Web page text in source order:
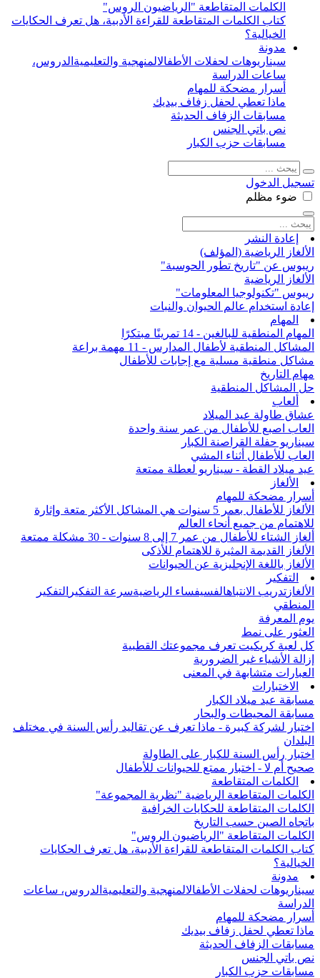
الكلمات المتقاطعة "الرياضيون الروس"
كتاب الكلمات المتقاطعة للقراءة الأدبية، هل تعرف الحكايات
الخيالية؟
مدونة
سيناريوهات لحفلات الأطفالالمنهجية والتعليمية الدروس،
ساعات الدراسة
أسرار مضحكة للمهام
ماذا تعطي لحفل زفاف بيديك
مسابقات الزفاف الحديثة
نص باتي الجنس
مسابقات حزب الكبار
تسجيل الدخول
ضوء مظلم
إعادة النشر
الألغاز الرياضية (المؤلف)
ريبوس عن "تاريخ تطور الحوسبة"
الألغاز الرياضية
ريبوس "تكنولوجيا المعلومات"
إعادة استخدام عالم الحيوان والنبات
المهام
المهام المنطقية للبالغين - 14 تمرينًا مبتكرًا
المشاكل المنطقية لأطفال المدارس - 11 مهمة براعة
مشاكل منطقية مسلية مع إجابات للأطفال
مهام التاريخ
حل المشاكل المنطقية
ألعاب
عشاق طاولة عيد الميلاد
العاب اصبع للأطفال من عمر سنة واحدة
سيناريو حفلة القراصنة الكبار
العاب للأطفال أثناء المشي
عيد ميلاد القطة - سيناريو لعطلة ممتعة
الألغاز
أسرار مضحكة للمهام
الألغاز للأطفال بعمر 5 سنوات هي المشاكل الأكثر متعة وإثارة
للاهتمام من جميع أنحاء العالم
ألغاز الشتاء للأطفال من عمر 7 إلى 8 سنوات - 30 مشكلة ممتعة
الألغاز القديمة المثيرة للاهتمام للأذكى
الألغاز باللغة الإنجليزية عن الحيوانات
التفكير
الألغاز تدريب الانتباهالفسيفساء الرياضيةسرعة التفكير التفكير
المنطقي
يوم المعرفة
العثور على نمط
كل لعبة كريكيت تعرف مجموعتك القطبية
إزالة الأشياء غير الضرورية
العبارات متشابهة في المعنى
الاختبارات
مسابقة عيد ميلاد الكبار
مسابقة المحيطات والبحار
اختبار لشركة كبيرة - ماذا تعرف عن تقاليد رأس السنة في مختلف
البلدان
اختبار رأس السنة للكبار على الطاولة
صحيح أم لا - اختبار ممتع للحيوانات للأطفال
الكلمات المتقاطعة
الكلمات المتقاطعة الرياضية "نظرية المجموعة"
الكلمات المتقاطعة للحكايات الخرافية
باتجاه الصين حسب التاريخ
الكلمات المتقاطعة "الرياضيون الروس"
كتاب الكلمات المتقاطعة للقراءة الأدبية، هل تعرف الحكايات
الخيالية؟
مدونة
سيناريوهات لحفلات الأطفالالمنهجية والتعليمية الدروس، ساعات
الدراسة
أسرار مضحكة للمهام
ماذا تعطي لحفل زفاف بيديك
مسابقات الزفاف الحديثة
نص باتي الجنس
مسابقات حزب الكبار